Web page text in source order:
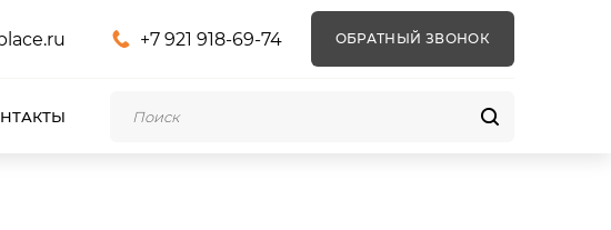
+7 921 918-69-74 ОБРАТНЫЙ ЗВОНОК